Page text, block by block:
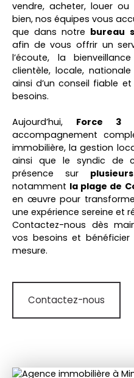
vendre, acheter, louer
bien, nos équipes vous
que dans notre bureau
afin de vous offrir un
l’écoute, la
clientèle, locale,
ainsi d’un conseil fiable
besoins.
Aujourd’hui, Force 3
accompagnement
immobilière, la gestion
ainsi que le syndic de
présence sur
notamment la plage de
en œuvre pour
une expérience sereine et
Contactez-nous dès
vos besoins et bénéficier
mesure.
Contactez-nous